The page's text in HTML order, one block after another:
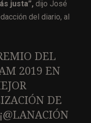
justa”, dijo José
del diario, al
DEL
2019 EN
DE